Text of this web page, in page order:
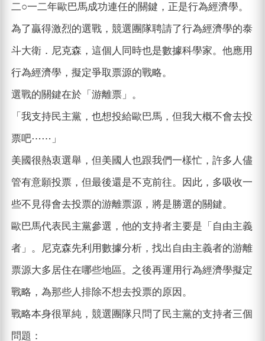
二○一二年歐巴馬成功連任的關鍵，正是行為經濟學。
為了贏得激烈的選戰，競選團隊聘請了行為經濟學的泰
斗大衛．尼克森，這個人同時也是數據科學家。他應用
行為經濟學，擬定爭取票源的戰略。
選戰的關鍵在於「游離票」。
「我支持民主黨，也想投給歐巴馬，但我大概不會去投
票吧⋯⋯」
美國很熱衷選舉，但美國人也跟我們一樣忙，許多人儘
管有意願投票，但最後還是不克前往。因此，多吸收一
些不見得會去投票的游離票源，將是勝選的關鍵。
歐巴馬代表民主黨參選，他的支持者主要是「自由主義
者」。尼克森先利用數據分析，找出自由主義者的游離
票源大多居住在哪些地區。之後再運用行為經濟學擬定
戰略，為那些人排除不想去投票的原因。
戰略本身很單純，競選團隊只問了民主黨的支持者三個
問題：